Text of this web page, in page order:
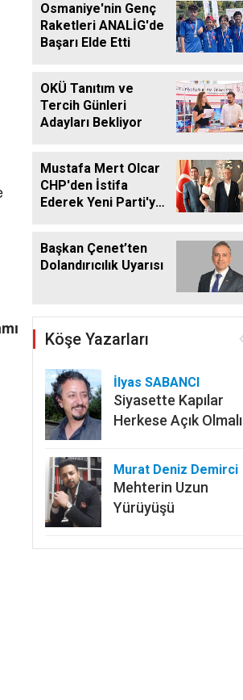
Osmaniye'nin Genç
Raketleri ANALİG'de
Başarı Elde Etti
OKÜ Tanıtım ve
Tercih Günleri
Adayları Bekliyor
Mustafa Mert Olcar
CHP'den İstifa
Ederek Yeni Parti'ye
Başkan Çenet’ten
Dolandırıcılık Uyarısı
Köşe Yazarları
İlyas SABANCI
Siyasette Kapılar
Herkese Açık Olmalı
Murat Deniz Demirci
Mehterin Uzun
Yürüyüşü